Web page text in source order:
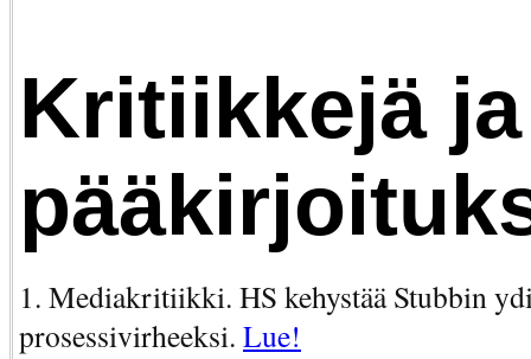
Kritiikkejä ja
1. Mediakritiikki. HS kehystää Stubbin
prosessivirheeksi. Lue!